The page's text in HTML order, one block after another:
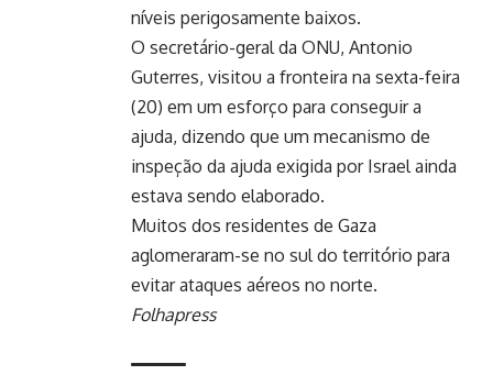
níveis perigosamente baixos.
O secretário-geral da ONU, Antonio
Guterres, visitou a fronteira na sexta-feira
(20) em um esforço para conseguir a
ajuda, dizendo que um mecanismo de
inspeção da ajuda exigida por Israel ainda
estava sendo elaborado.
Muitos dos residentes de Gaza
aglomeraram-se no sul do território para
evitar ataques aéreos no norte.
Folhapress